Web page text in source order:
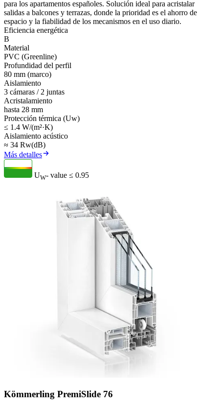
para los apartamentos españoles. Solución ideal para acristalar
salidas a balcones y terrazas, donde la prioridad es el ahorro de
espacio y la fiabilidad de los mecanismos en el uso diario.
Eficiencia energética
B
Material
PVC (Greenline)
Profundidad del perfil
80 mm (marco)
Aislamiento
3 cámaras / 2 juntas
Acristalamiento
hasta 28 mm
Protección térmica (Uw)
≤ 1.4 W/(m²·K)
Aislamiento acústico
≈ 34 Rw(dB)
Más detalles
UW- value ≤ 0.95
Kömmerling PremiSlide 76